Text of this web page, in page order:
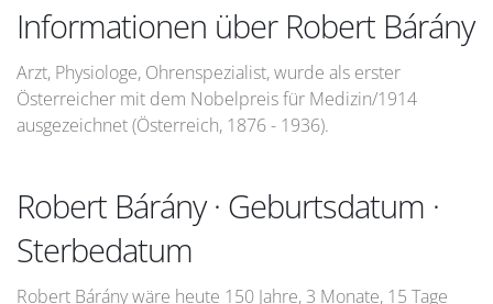
Informationen über Robert Bárány
Arzt, Physiologe, Ohrenspezialist, wurde als erster
Österreicher mit dem Nobelpreis für Medizin/1914
ausgezeichnet (Österreich, 1876 - 1936).
Robert Bárány · Geburtsdatum ·
Sterbedatum
Robert Bárány wäre heute 150 Jahre, 3 Monate, 15 Tage